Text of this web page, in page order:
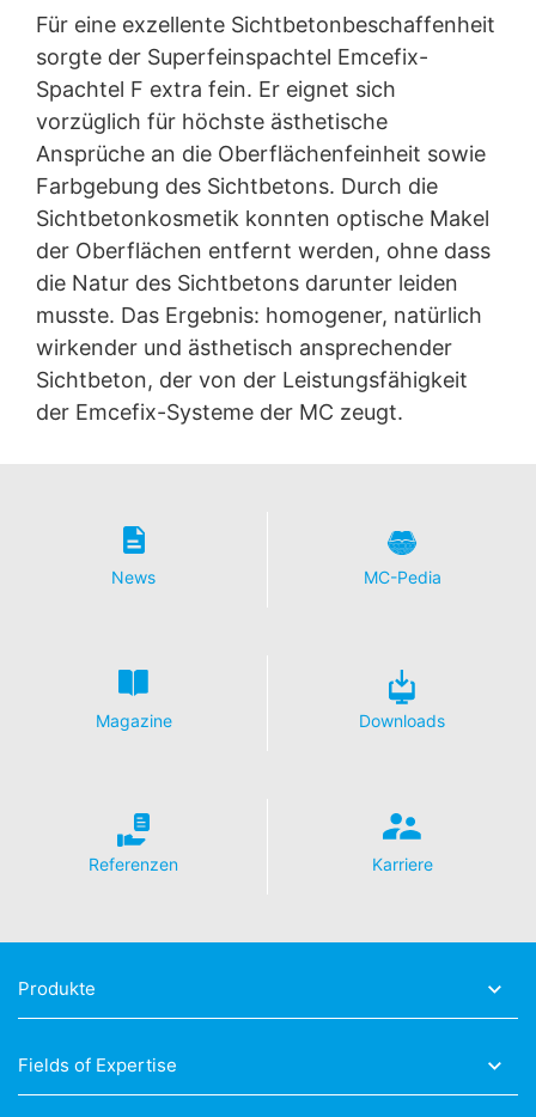
Für eine exzellente Sichtbetonbeschaffenheit
sorgte der Superfeinspachtel Emcefix-
Spachtel F extra fein. Er eignet sich
vorzüglich für höchste ästhetische
Ansprüche an die Oberflächenfeinheit sowie
Farbgebung des Sichtbetons. Durch die
Sichtbetonkosmetik konnten optische Makel
der Oberflächen entfernt werden, ohne dass
die Natur des Sichtbetons darunter leiden
musste. Das Ergebnis: homogener, natürlich
wirkender und ästhetisch ansprechender
Sichtbeton, der von der Leistungsfähigkeit
der Emcefix-Systeme der MC zeugt.
News MC-Pedia
Magazine Downloads
Referenzen Karriere
Produkte
Fields of Expertise
wir Ihnen helfen?